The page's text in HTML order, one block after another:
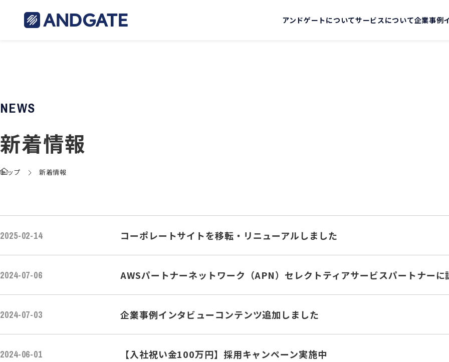
アンドゲートについてサービスについて企業事例
NEWS
新着情報
トップ 新着情報
2025-02-14 コーポレートサイトを移転・リニューアルしました
2024-07-06 AWSパートナーネットワーク（APN）セレクトティアサービスパートナー
2024-07-03 企業事例インタビューコンテンツ追加しました
2024-06-01 【入社祝い金100万円】採用キャンペーン実施中